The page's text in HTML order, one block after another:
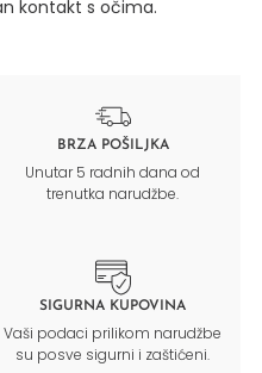
kontakt s očima.
BRZA POŠILJKA
Unutar 5 radnih dana od
trenutka narudžbe.
SIGURNA KUPOVINA
Vaši podaci prilikom narudžbe
su posve sigurni i zaštićeni.